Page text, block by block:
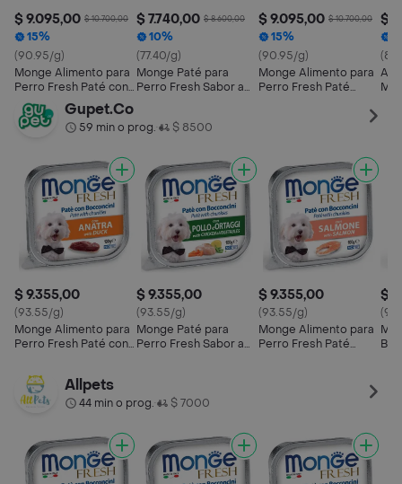
$ 9.095,00 $ 10.700,00
15%
(90.95/g)
Monge Alimento para
Perro Fresh Paté con
Bocconcini Pato con
Verduras
$ 7.740,00 $ 8.600,00
10%
(77.40/g)
Monge Paté para
Perro Fresh Sabor a
$ 9.095,00 $ 10.700,00
15%
(90.95/g)
Monge Alimento para
Perro Fresh Paté
$
Gupet.Co
59 min o prog.• $ 8500
$ 9.355,00
(93.55/g)
Monge Alimento para
Perro Fresh Paté con
Verduras
$ 9.355,00
(93.55/g)
Monge Paté para
Perro Fresh Sabor a
$ 9.355,00
(93.55/g)
Monge Alimento para
Perro Fresh Paté
$
Allpets
44 min o prog.• $ 7000